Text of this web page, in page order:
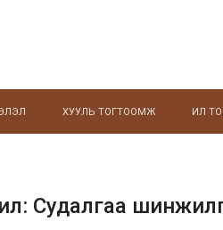
ХУУЛЬ ТОГТООМЖ ИЛ
Судалгаа